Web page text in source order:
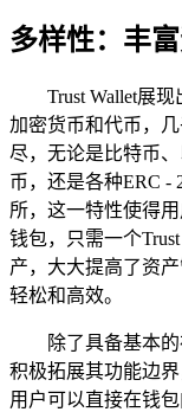
多样性：丰
Trust Wallet展
加密货币和代币，
尽，无论是比特币
币，还是各种ERC -
所，这一特性使得
钱包，只需一个
产，大大提高了资
轻松和高效。
除了具备基本
积极拓展其功能边
用户可以直接在钱